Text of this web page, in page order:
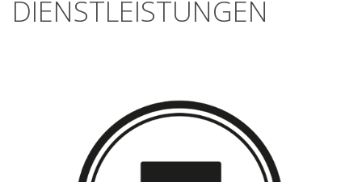
Unternehmen
DIENSTLEISTUNGEN